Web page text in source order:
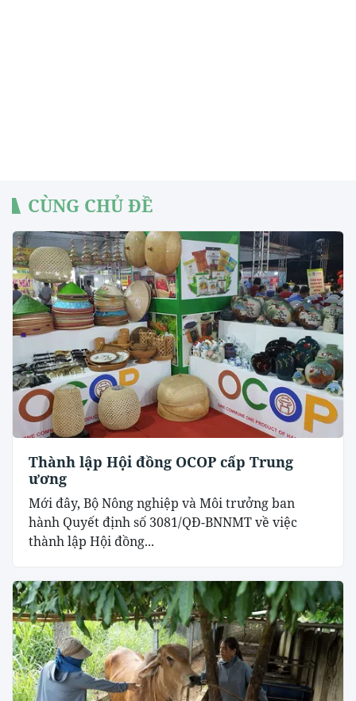
CÙNG CHỦ ĐỀ
Thành lập Hội đồng OCOP cấp Trung
ương
Mới đây, Bộ Nông nghiệp và Môi trưởng ban
hành Quyết định số 3081/QĐ-BNNMT về việc
thành lập Hội đồng...